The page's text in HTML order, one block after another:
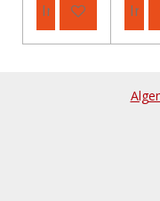
In winkelwagen
In